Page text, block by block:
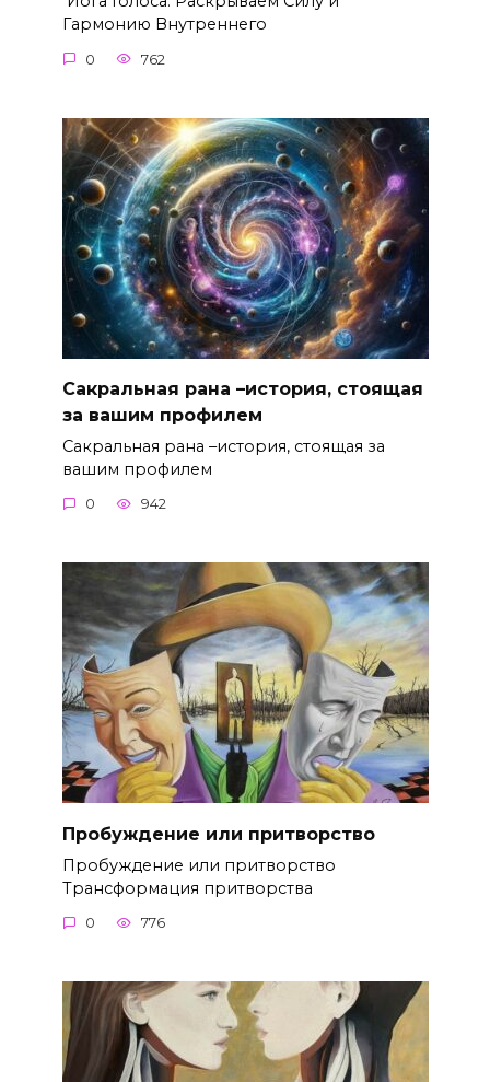
Гармонию Внутреннего
0 762
Сакральная рана –история, стоящая
за вашим профилем
Сакральная рана –история, стоящая за
вашим профилем
0 942
Пробуждение или притворство
Пробуждение или притворство
Трансформация притворства
0 776